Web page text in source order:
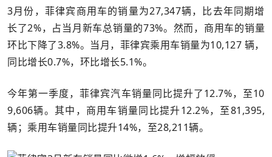
3月份，菲律宾商用车的销量为27,347辆，比去年同期增
长了2%，占当月新车总销量的73%。然而，商用车的销量
环比下降了3.8%。当月，菲律宾乘用车销量为10,127 辆，
同比增长0.7%，环比增长5.1%。
今年第一季度，菲律宾汽车销量同比提升了12.7%，至10
9,606辆。其中，商用车销量同比提升12.2%，至81,395,
辆；乘用车销量同比提升14%，至28,211辆。